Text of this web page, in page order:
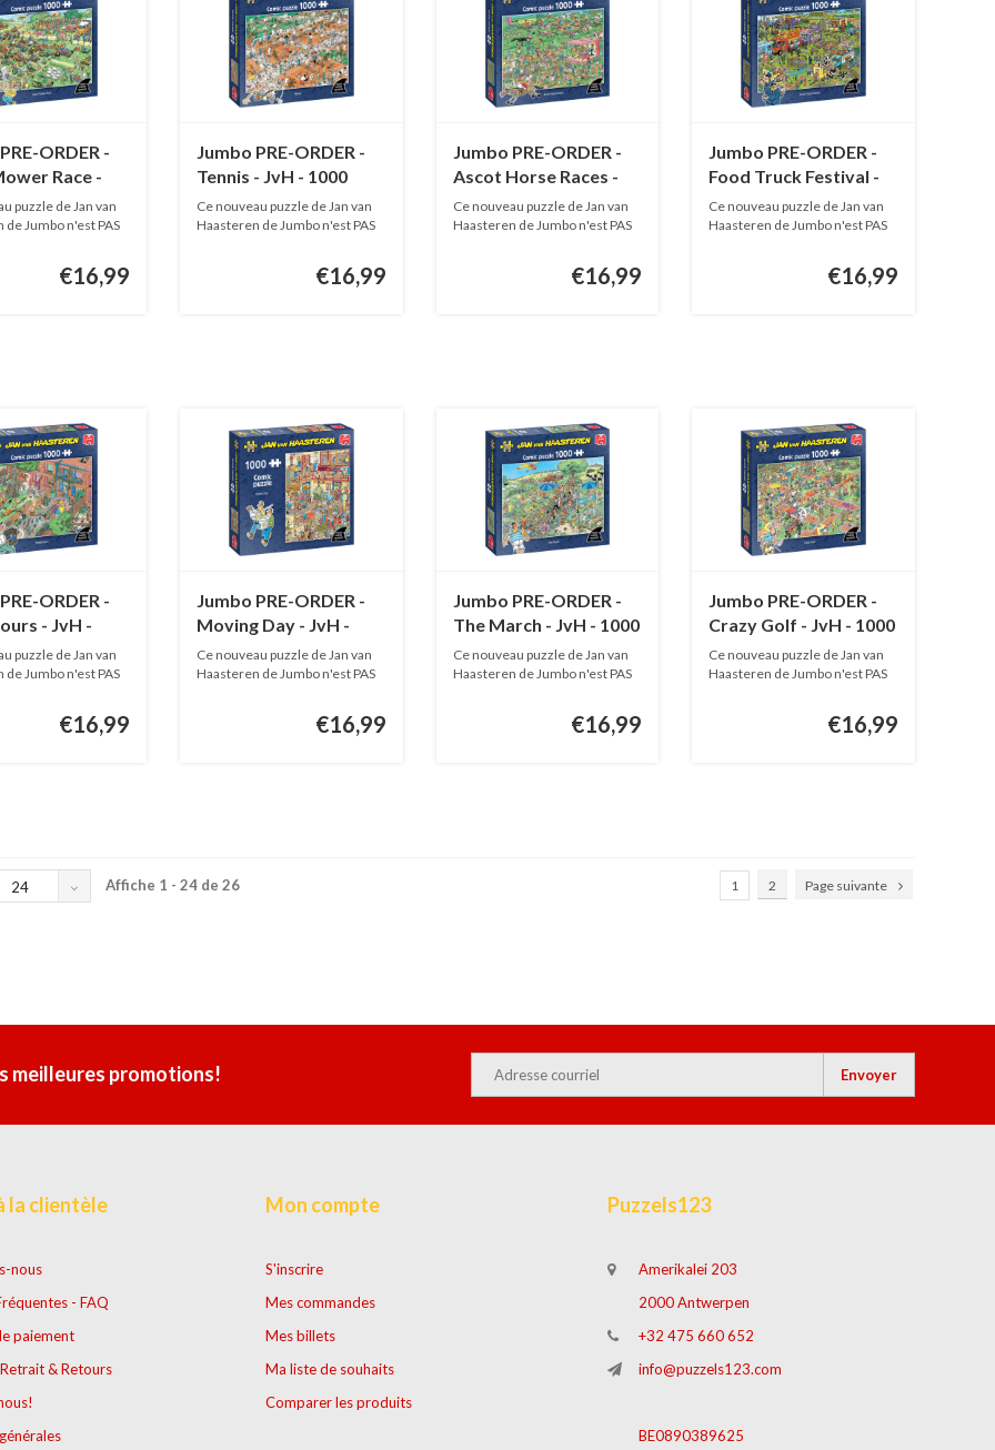
ORDER -
Race -
pièces
puzzle de Jan van
Jumbo n'est PAS
€16,99
Jumbo PRE-ORDER -
Tennis - JvH - 1000
pièces
Ce nouveau puzzle de Jan van
Haasteren de Jumbo n'est PAS
€16,99
Jumbo PRE-ORDER -
Ascot Horse Races -
JvH - 1000 pièces
Ce nouveau puzzle de Jan van
Haasteren de Jumbo n'est PAS
€16,99
Jumbo PRE-ORDER -
Food Truck Festival -
JvH - 1000 pièces
Ce nouveau puzzle de Jan van
Haasteren de Jumbo n'est PAS
€16,99
ORDER -
- JvH -
puzzle de Jan van
Jumbo n'est PAS
€16,99
Jumbo PRE-ORDER -
Moving Day - JvH -
1000 pièces
Ce nouveau puzzle de Jan van
Haasteren de Jumbo n'est PAS
€16,99
Jumbo PRE-ORDER -
The March - JvH - 1000
pièces
Ce nouveau puzzle de Jan van
Haasteren de Jumbo n'est PAS
€16,99
Jumbo PRE-ORDER -
Crazy Golf - JvH - 1000
pièces
Ce nouveau puzzle de Jan van
Haasteren de Jumbo n'est PAS
€16,99
24 Affiche 1 - 24 de 26 1 2 Page suivante
meilleures promotions! Envoyer
la clientèle
nous
- FAQ
paiement
& Retours
Mon compte
S'inscrire
Mes commandes
Mes billets
Ma liste de souhaits
Comparer les produits
Puzzels123
Amerikalei 203
2000 Antwerpen
+32 475 660 652
info@puzzels123.com
BE0890389625